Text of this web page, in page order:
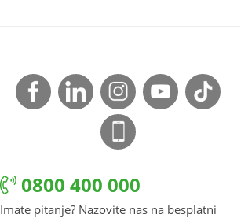
0800 400 000
Imate pitanje? Nazovite nas na besplatni